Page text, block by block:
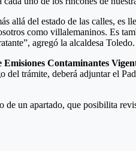
del estado de las calles, es
como villalemaninos. Es
agregó la alcaldesa Toledo.
Contaminantes
del trámite, deberá adjuntar el
un apartado, que posibilita